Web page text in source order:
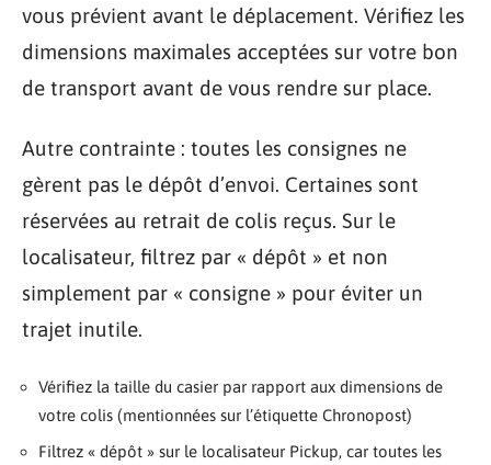
vous prévient avant le déplacement. Vérifiez les
dimensions maximales acceptées sur votre bon
de transport avant de vous rendre sur place.
Autre contrainte : toutes les consignes ne
gèrent pas le dépôt d’envoi. Certaines sont
réservées au retrait de colis reçus. Sur le
localisateur, filtrez par « dépôt » et non
simplement par « consigne » pour éviter un
trajet inutile.
Vérifiez la taille du casier par rapport aux dimensions de
votre colis (mentionnées sur l’étiquette Chronopost)
Filtrez « dépôt » sur le localisateur Pickup, car toutes les